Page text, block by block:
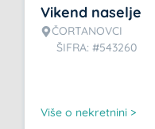
Vikend naselje
ČORTANOVCI
ŠIFRA: #543260
Više o nekretnini >